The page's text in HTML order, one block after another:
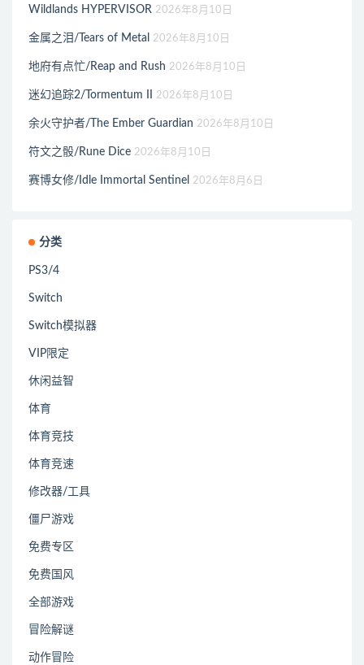
Wildlands HYPERVISOR 2026年8月10日
金属之泪/Tears of Metal 2026年8月10日
地府有点忙/Reap and Rush 2026年8月10日
迷幻追踪2/Tormentum II 2026年8月10日
余火守护者/The Ember Guardian 2026年8月10日
符文之骰/Rune Dice 2026年8月10日
赛博女修/Idle Immortal Sentinel 2026年8月6日
分类
PS3/4
Switch
Switch模拟器
VIP限定
休闲益智
体育
体育竞技
体育竞速
修改器/工具
僵尸游戏
免费专区
免费国风
全部游戏
冒险解谜
动作冒险